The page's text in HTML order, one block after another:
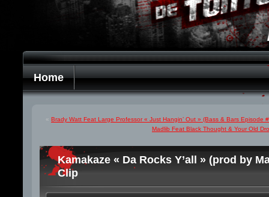
Home
« Brady Watt Feat Large Professor « Just Hangin’ Out » (Bass & Bars Episode
Madlib Feat Black Thought & Your Old
Kamakaze « Da Rocks Y’all » (prod by
Clip